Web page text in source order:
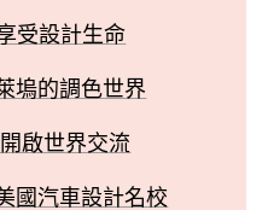
受設計生命
塢的調色世界
啟世界交流
國汽車設計名校